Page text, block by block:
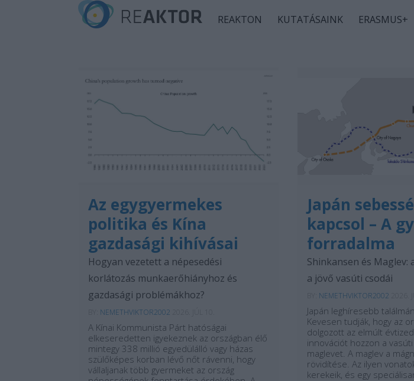
REAKTON KUTATÁSAINK ERASMUS+
Az egygyermekes
politika és Kína
gazdasági kihívásai
Hogyan vezetett a népesedési
korlátozás munkaerőhiányhoz és
gazdasági problémákhoz?
NEMETHVIKTOR2002
A Kínai Kommunista Párt hatóságai
elkeseredetten igyekeznek az országban élő
mintegy 338 millió egyedülálló vagy házas
szülőképes korban lévő nőt rávenni, hogy
vállaljanak több gyermeket az ország
Japán
kapcsol – A
forradalma
Shinkansen és Maglev:
a jövő vasúti csodái
NEMETHVIKTOR2002
Japán leghíresebb
Kevesen tudják, hogy az
dolgozott az elmúlt
innovációt hozzon a
maglevet. A maglev a
rövidítése. Az ilyen
kerekeik, és egy